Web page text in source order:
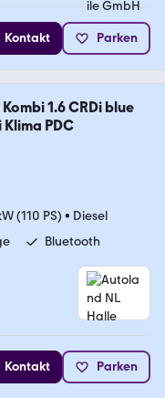
Kontakt Parken
1.6 CRDi blue
PDC
(110 PS) • Diesel
Bluetooth
Kontakt Parken